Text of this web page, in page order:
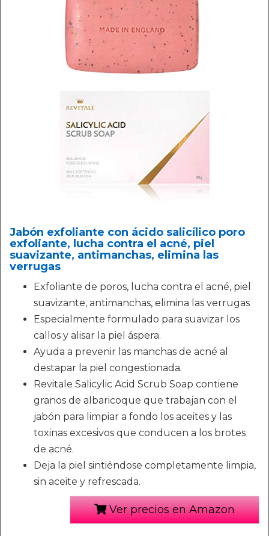
Jabón exfoliante con ácido salicílico poro
exfoliante, lucha contra el acné, piel
suavizante, antimanchas, elimina las
verrugas
Exfoliante de poros, lucha contra el acné, piel
suavizante, antimanchas, elimina las verrugas
Especialmente formulado para suavizar los
callos y alisar la piel áspera.
Ayuda a prevenir las manchas de acné al
destapar la piel congestionada.
Revitale Salicylic Acid Scrub Soap contiene
granos de albaricoque que trabajan con el
jabón para limpiar a fondo los aceites y las
toxinas excesivos que conducen a los brotes
de acné.
Deja la piel sintiéndose completamente limpia,
sin aceite y refrescada.
Ver precios en Amazon